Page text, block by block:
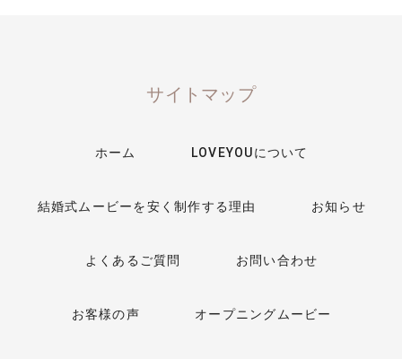
サイトマップ
ホーム LOVEYOUについて
結婚式ムービーを安く制作する理由 お知らせ
よくあるご質問 お問い合わせ
お客様の声 オープニングムービー